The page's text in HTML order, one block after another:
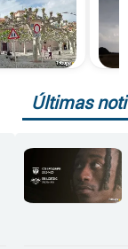
Últimas